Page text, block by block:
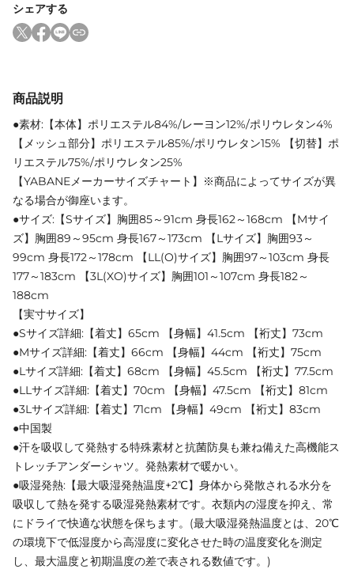
シェアする
商品説明
●素材:【本体】ポリエステル84%/レーヨン12%/ポリウレタン4%
【メッシュ部分】ポリエステル85%/ポリウレタン15% 【切替】ポ
リエステル75%/ポリウレタン25%
【YABANEメーカーサイズチャート】※商品によってサイズが異
なる場合が御座います。
●サイズ:【Sサイズ】胸囲85～91cm 身長162～168cm 【Mサイ
ズ】胸囲89～95cm 身長167～173cm 【Lサイズ】胸囲93～
99cm 身長172～178cm 【LL(O)サイズ】胸囲97～103cm 身長
177～183cm 【3L(XO)サイズ】胸囲101～107cm 身長182～
188cm
【実寸サイズ】
●Sサイズ詳細:【着丈】65cm 【身幅】41.5cm 【裄丈】73cm
●Mサイズ詳細:【着丈】66cm 【身幅】44cm 【裄丈】75cm
●Lサイズ詳細:【着丈】68cm 【身幅】45.5cm 【裄丈】77.5cm
●LLサイズ詳細:【着丈】70cm 【身幅】47.5cm 【裄丈】81cm
●3Lサイズ詳細:【着丈】71cm 【身幅】49cm 【裄丈】83cm
●中国製
●汗を吸収して発熱する特殊素材と抗菌防臭も兼ね備えた高機能ス
トレッチアンダーシャツ。発熱素材で暖かい。
●吸湿発熱:【最大吸湿発熱温度+2℃】身体から発散される水分を
吸収して熱を発する吸湿発熱素材です。衣類内の湿度を抑え、常
にドライで快適な状態を保ちます。(最大吸湿発熱温度とは、20℃
の環境下で低湿度から高湿度に変化させた時の温度変化を測定
し、最大温度と初期温度の差で表される数値です。)